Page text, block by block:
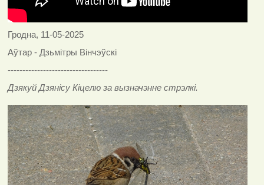
Гродна, 11-05-2025
Аўтар - Дзьмітры Вінчэўскі
----------------------------------
Дзякуй Дзянісу Кіцелю за вызначэнне стрэлкі.